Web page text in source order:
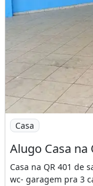
Imagem: Alugo
Casa
Alugo Casa na
Casa na QR 401 de
wc- garagem pra 3